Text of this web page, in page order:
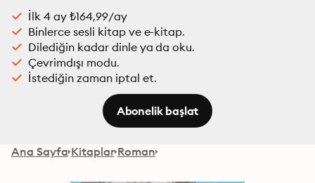
İlk 4 ay ₺164,99/ay
Binlerce sesli kitap ve e-kitap.
Dilediğin kadar dinle ya da oku.
Çevrimdışı modu.
İstediğin zaman iptal et.
Abonelik başlat
Ana Sayfa Kitaplar Roman